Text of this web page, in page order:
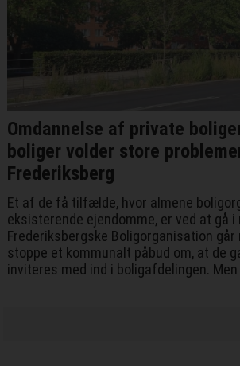
Omdannelse af private
boliger volder store
Frederiksberg
Et af de få tilfælde, hvor almene
eksisterende ejendomme, er ved at gå i
Frederiksbergske Boligorganisation
stoppe et kommunalt påbud om, at de
inviteres med ind i boligafdelingen. Men